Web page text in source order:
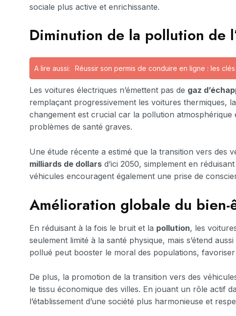
sociale plus active et enrichissante.
Diminution de la pollution de
A lire aussi: Réussir son permis de conduire en ligne : les
Les voitures électriques n’émettent pas de gaz
remplaçant progressivement les voitures thermiques, la
changement est crucial car la pollution
problèmes de santé graves.
Une étude récente a estimé que la transition vers des
milliards de dollars d’ici 2050, simplement en
véhicules encouragent également une prise de
Amélioration globale du bien-
En réduisant à la fois le bruit et la pollution, les
seulement limité à la santé physique, mais s’étend
pollué peut booster le moral des populations,
De plus, la promotion de la transition vers des
le tissu économique des villes. En jouant un rôle actif
l’établissement d’une société plus harmonieuse et